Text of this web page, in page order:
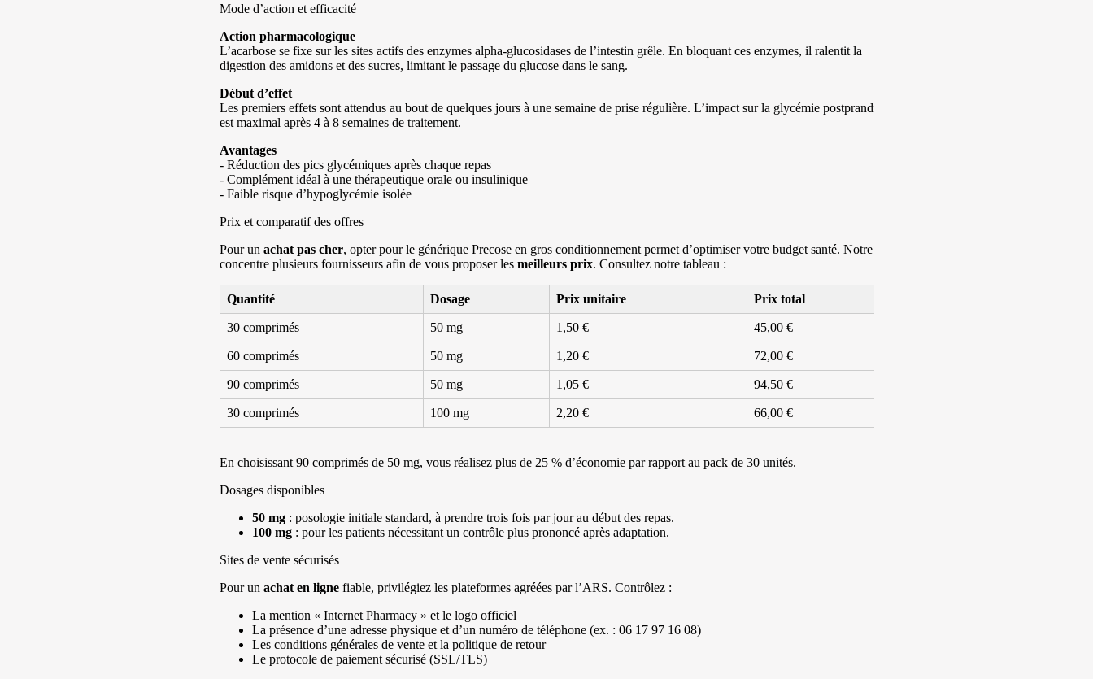
Mode d’action et efficacité
Action pharmacologique
L’acarbose se fixe sur les sites actifs des enzymes alpha-glucosidases de l’intestin grêle. En bloquant ces enzymes, il ralentit la
digestion des amidons et des sucres, limitant le passage du glucose dans le sang.
Début d’effet
Les premiers effets sont attendus au bout de quelques jours à une semaine de prise régulière. L’impact sur la glycémie postprandiale
est maximal après 4 à 8 semaines de traitement.
Avantages
- Réduction des pics glycémiques après chaque repas
- Complément idéal à une thérapeutique orale ou insulinique
- Faible risque d’hypoglycémie isolée
Prix et comparatif des offres
Pour un achat pas cher, opter pour le générique Precose en gros conditionnement permet d’optimiser votre budget santé. Notre
concentre plusieurs fournisseurs afin de vous proposer les meilleurs prix. Consultez notre tableau :
Quantité Dosage Prix unitaire Prix total
30 comprimés 50 mg 1,50 € 45,00 €
60 comprimés 50 mg 1,20 € 72,00 €
90 comprimés 50 mg 1,05 € 94,50 €
30 comprimés 100 mg 2,20 € 66,00 €
En choisissant 90 comprimés de 50 mg, vous réalisez plus de 25 % d’économie par rapport au pack de 30 unités.
Dosages disponibles
50 mg: posologie initiale standard, à prendre trois fois par jour au début des repas.
100 mg: pour les patients nécessitant un contrôle plus prononcé après adaptation.
Sites de vente sécurisés
Pour un achat en lignefiable, privilégiez les plateformes agréées par l’ARS. Contrôlez :
La mention « Internet Pharmacy » et le logo officiel
La présence d’une adresse physique et d’un numéro de téléphone (ex. : 06 17 97 16 08)
Les conditions générales de vente et la politique de retour
Le protocole de paiement sécurisé (SSL/TLS)